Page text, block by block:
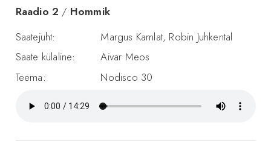
Raadio 2 / Hommik
Saatejuht:
Margus Kamlat, Robin Juhkental
Saate külaline:
Aivar Meos
Teema:
Nodisco 30